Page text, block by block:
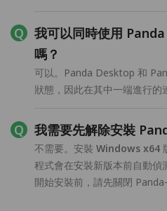
我可以同時使用
嗎？
可以。Panda Desktop 和
狀態，因此在其中一端進行的
我需要先解除安裝
不需要。安裝 Windows x64
程式會在安裝新版本前自動偵
開始安裝前，請先關閉 Panda-